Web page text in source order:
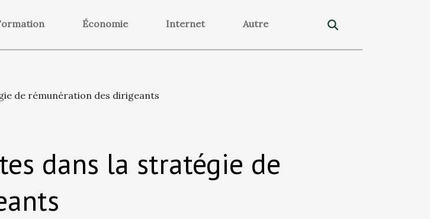
Économie Internet Autre
de rémunération des dirigeants
dans la stratégie de